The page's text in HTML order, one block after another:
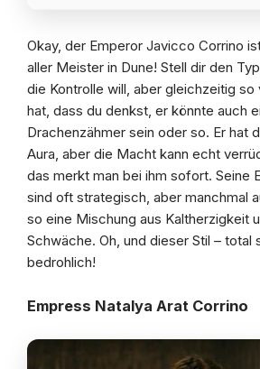
Okay, der Emperor Javicco Corrino
aller Meister in Dune! Stell dir den
die Kontrolle will, aber gleichzeitig so
hat, dass du denkst, er könnte auch
Drachenzähmer sein oder so. Er hat
Aura, aber die Macht kann echt
das merkt man bei ihm sofort. Seine
sind oft strategisch, aber manchmal
so eine Mischung aus Kaltherzigkeit
Schwäche. Oh, und dieser Stil – total
bedrohlich!
Empress Natalya Arat Corrino